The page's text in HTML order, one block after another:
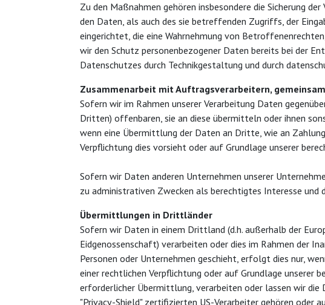
Zu den Maßnahmen gehören insbesondere die Sicherung
den Daten, als auch des sie betreffenden Zugriffs, der
eingerichtet, die eine Wahrnehmung von
wir den Schutz personenbezogener Daten bereits bei der
Datenschutzes durch Technikgestaltung und durch
Zusammenarbeit mit Auftragsverarbeitern,
Sofern wir im Rahmen unserer Verarbeitung Daten
Dritten) offenbaren, sie an diese übermitteln oder ihnen
wenn eine Übermittlung der Daten an Dritte, wie an
Verpflichtung dies vorsieht oder auf Grundlage unserer
Sofern wir Daten anderen Unternehmen unserer
zu administrativen Zwecken als berechtigtes Interesse und
Übermittlungen in Drittländer
Sofern wir Daten in einem Drittland (d.h. außerhalb der
Eidgenossenschaft) verarbeiten oder dies im Rahmen der
Personen oder Unternehmen geschieht, erfolgt dies nur,
einer rechtlichen Verpflichtung oder auf Grundlage unserer
erforderlicher Übermittlung, verarbeiten oder lassen wir
"Privacy-Shield" zertifizierten US-Verarbeiter gehören oder